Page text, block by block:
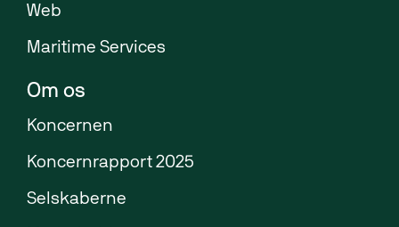
Web
Maritime Services
Om os
Koncernen
Koncernrapport 2025
Selskaberne